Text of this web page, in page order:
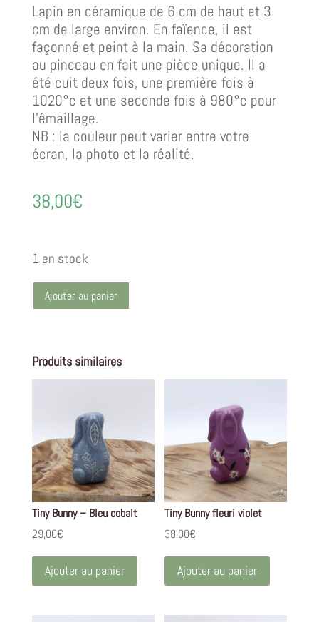
Lapin en céramique de 6 cm de haut et 3
cm de large environ. En faïence, il est
façonné et peint à la main. Sa décoration
au pinceau en fait une pièce unique. Il a
été cuit deux fois, une première fois à
1020°c et une seconde fois à 980°c pour
l’émaillage.
NB : la couleur peut varier entre votre
écran, la photo et la réalité.
38,00€
1 en stock
Ajouter au panier
Produits similaires
Tiny Bunny – Bleu cobalt
29,00€
Ajouter au panier
Tiny Bunny fleuri violet
38,00€
Ajouter au panier